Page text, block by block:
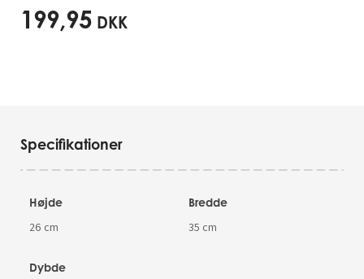
199,95 DKK
Specifikationer
Højde
26 cm
Bredde
35 cm
Dybde